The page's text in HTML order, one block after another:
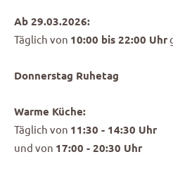
Ab 29.03.2026:
Täglich von 10:00 bis 22:00 Uhr
Donnerstag Ruhetag
Warme Küche:
Täglich von 11:30 - 14:30 Uhr
und von 17:00 - 20:30 Uhr